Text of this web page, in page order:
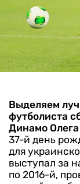
Выделяем
футболиста
Динамо Олега
37-й день
для
выступал за
по 2016-й,